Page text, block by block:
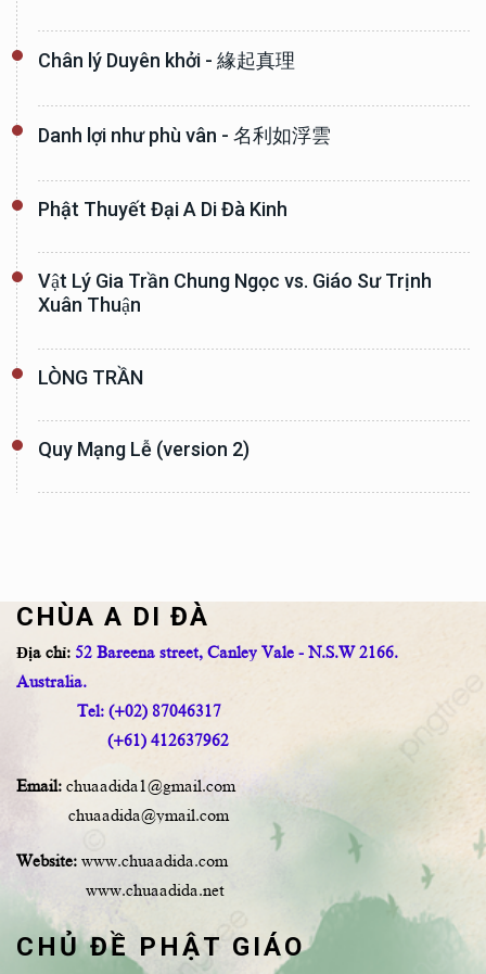
Chân lý Duyên khởi - 緣起真理
Danh lợi như phù vân - 名利如浮雲
Phật Thuyết Đại A Di Đà Kinh
Vật Lý Gia Trần Chung Ngọc vs. Giáo Sư Trịnh
Xuân Thuận
LÒNG TRẦN
Quy Mạng Lễ (version 2)
CHÙA A DI ĐÀ
Địa chỉ: 52 Bareena street, Canley Vale - N.S.W 2166.
Australia.
Tel: (+02) 87046317
(+61) 412637962
Email: chuaadida1@gmail.com
chuaadida@ymail.com
Website: www.chuaadida.com
www.chuaadida.net
CHỦ ĐỀ PHẬT GIÁO